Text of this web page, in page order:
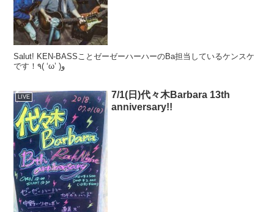
Salut! KEN-BASSことゼーゼーハーハーのBa担当しているケンスケ
です！٩( ‘ω’ )و
LIVE
7/1(日)代々木Barbara 13th
anniversary!!